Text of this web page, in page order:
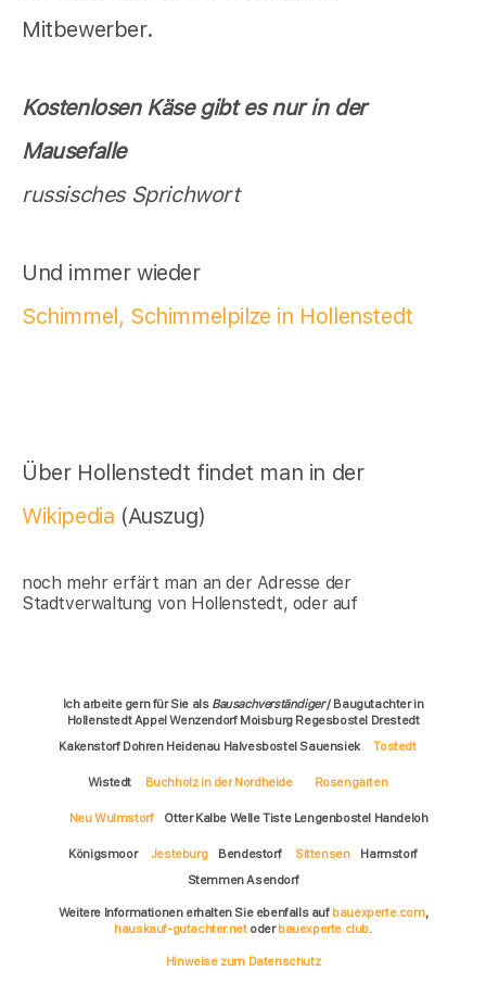
Mitbewerber.
Kostenlosen Käse gibt es nur in der
Mausefalle
russisches Sprichwort
Und immer wieder
Schimmel, Schimmelpilze in Hollenstedt
Über Hollenstedt findet man in der
Wikipedia (Auszug)
noch mehr erfärt man an der Adresse der
Stadtverwaltung von Hollenstedt, oder auf
Ich arbeite gern für Sie als Bausachverständiger/ Baugutachter in
Hollenstedt Appel Wenzendorf Moisburg Regesbostel Drestedt
Kakenstorf Dohren Heidenau Halvesbostel Sauensiek
Tostedt
Wistedt Buchholz in der Nordheide Rosengarten
Neu Wulmstorf Otter Kalbe Welle Tiste Lengenbostel Handeloh
Königsmoor Jesteburg Bendestorf Sittensen
Harmstorf
Stemmen Asendorf
Weitere Informationen erhalten Sie ebenfalls auf bauexperte.com,
hauskauf-gutachter.netoderbauexperte.club.
Hinweise zum Datenschutz